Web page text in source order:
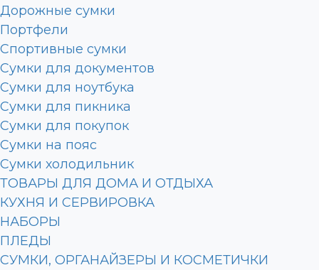
Дорожные сумки
Портфели
Спортивные сумки
Сумки для документов
Сумки для ноутбука
Сумки для пикника
Сумки для покупок
Сумки на пояс
Сумки холодильник
ТОВАРЫ ДЛЯ ДОМА И ОТДЫХА
КУХНЯ И СЕРВИРОВКА
НАБОРЫ
ПЛЕДЫ
СУМКИ, ОРГАНАЙЗЕРЫ И КОСМЕТИЧКИ